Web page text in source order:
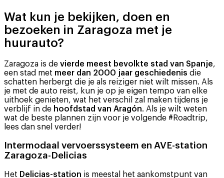
Wat kun je bekijken, doen en
bezoeken in Zaragoza met je
huurauto?
Zaragoza is de vierde meest bevolkte stad van Spanje,
een stad met meer dan 2000 jaar geschiedenis die
schatten herbergt die je als reiziger niet wilt missen. Als
je met de auto reist, kun je op je eigen tempo van elke
uithoek genieten, wat het verschil zal maken tijdens je
verblijf in de hoofdstad van Aragón. Als je wilt weten
wat de beste plannen zijn voor je volgende #Roadtrip,
lees dan snel verder!
Intermodaal vervoerssysteem en AVE-station
Zaragoza-Delicias
Het Delicias-station is meestal het aankomstpunt van